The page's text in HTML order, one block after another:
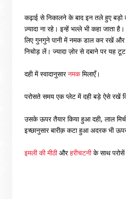
कढ़ाई से निकालने के बाद इन तले हुए बड़ो
ज़्यादा ना रहे। इन्हें भल्ले भी कहा जाता
लिए गुनगुने पानी में नमक डाल कर रखें और
निचोड़ लें। ज्यादा ज़ोर से दबाने पर यह
दही में स्वादानुसारनमकमिलाएँ।
परोसते समय एक प्लेट में दही बड़े ऐसे
उसके ऊपर तैयार किया हुआ दही, लाल मिर्च
इच्छानुसार बारीक़ कटा हुआ अदरक भी
इमली की मीठी और हरीचटनीके साथ